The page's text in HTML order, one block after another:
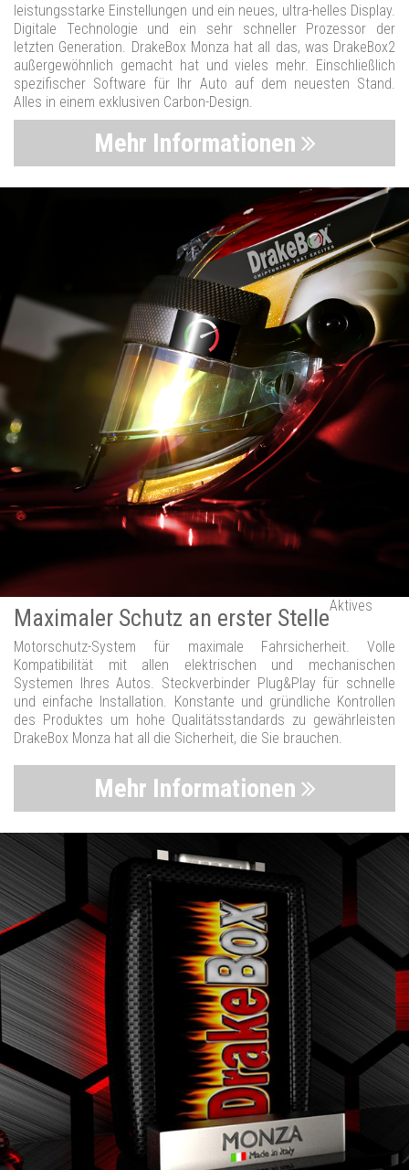
leistungsstarke Einstellungen und ein neues, ultra-helles Display.
Digitale Technologie und ein sehr schneller Prozessor der
letzten Generation. DrakeBox Monza hat all das, was DrakeBox2
außergewöhnlich gemacht hat und vieles mehr. Einschließlich
spezifischer Software für Ihr Auto auf dem neuesten Stand.
Alles in einem exklusiven Carbon-Design.
Mehr Informationen
Maximaler Schutz an erster StelleAktives
Motorschutz-System für maximale Fahrsicherheit. Volle
Kompatibilität mit allen elektrischen und mechanischen
Systemen Ihres Autos. Steckverbinder Plug&Play für schnelle
und einfache Installation. Konstante und gründliche Kontrollen
des Produktes um hohe Qualitätsstandards zu gewährleisten
DrakeBox Monza hat all die Sicherheit, die Sie brauchen.
Mehr Informationen